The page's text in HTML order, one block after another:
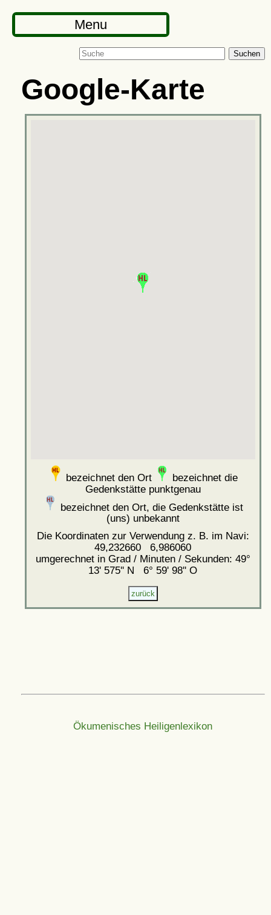
Menu
Suchen
Google-Karte
bezeichnet den Ort
bezeichnet die
Gedenkstätte punktgenau
bezeichnet den Ort, die Gedenkstätte ist
(uns) unbekannt
Die Koordinaten zur Verwendung z. B. im Navi:
49,232660 6,986060
umgerechnet in Grad / Minuten / Sekunden: 49°
13' 575'' N 6° 59' 98'' O
Ökumenisches Heiligenlexikon